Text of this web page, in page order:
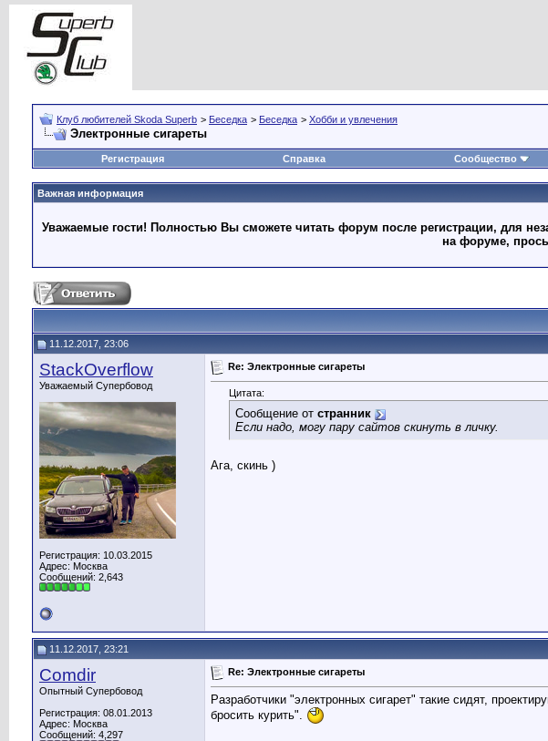
Клуб любителей Skoda Superb > Беседка > Беседка > Хобби и увлечения
Электронные сигареты
Регистрация
Справка Сообщество
Важная информация
Уважаемые гости! Полностью Вы сможете читать форум после регистрации, для
на форуме,
11.12.2017, 23:06
StackOverflow
Уважаемый Супербовод
Регистрация: 10.03.2015
Адрес: Москва
Сообщений: 2,643
Re: Электронные сигареты
Цитата:
Сообщение от странник
Если надо, могу пару сайтов скинуть в личку.
Ага, скинь )
11.12.2017, 23:21
Comdir
Опытный Супербовод
Регистрация: 08.01.2013
Адрес: Москва
Сообщений: 4,297
Re: Электронные сигареты
Разработчики "электронных сигарет" такие сидят,
бросить курить".